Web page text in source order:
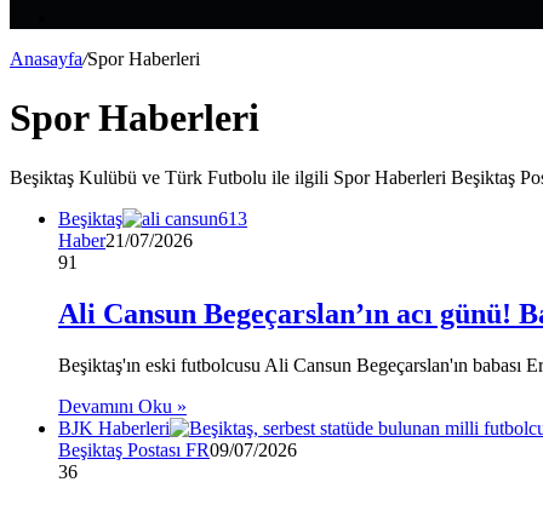
Anasayfa/Spor Haberleri
Spor Haberleri
Beşiktaş Kulübü ve Türk Futbolu ile ilgili Spor Haberleri Beşiktaş
Beşiktaş
Haber21/07/2026
91
Ali Cansun Begeçarslan’ın acı günü!
Beşiktaş'ın eski futbolcusu Ali Cansun Begeçarslan'ın babası
Devamını Oku »
BJK Haberleri
Beşiktaş Postası FR09/07/2026
36